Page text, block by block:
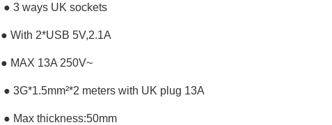
● 3 ways UK sockets
● With 2*USB 5V,2.1A
● MAX 13A 250V~
● 3G*1.5mm²*2 meters with UK plug 13A
● Max thickness:50mm